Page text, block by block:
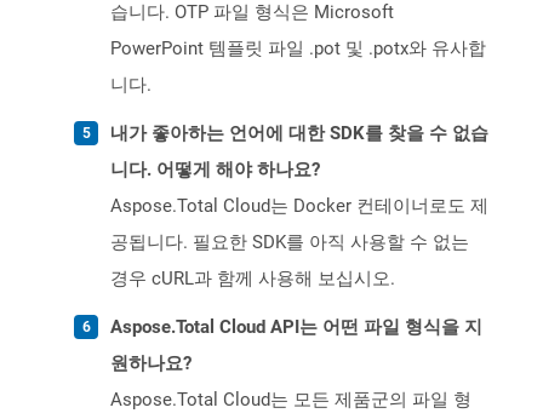
습니다. OTP 파일 형식은 Microsoft
PowerPoint 템플릿 파일 .pot 및 .potx와 유사합
니다.
내가 좋아하는 언어에 대한 SDK를 찾을 수 없습
니다. 어떻게 해야 하나요?
Aspose.Total Cloud는 Docker 컨테이너로도 제
공됩니다. 필요한 SDK를 아직 사용할 수 없는
경우 cURL과 함께 사용해 보십시오.
Aspose.Total Cloud API는 어떤 파일 형식을 지
원하나요?
Aspose.Total Cloud는 모든 제품군의 파일 형